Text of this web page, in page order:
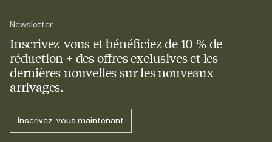
Newsletter
Inscrivez-vous et bénéficiez de 10 % de
réduction + des offres exclusives et les
dernières nouvelles sur les nouveaux
arrivages.
Inscrivez-vous maintenant